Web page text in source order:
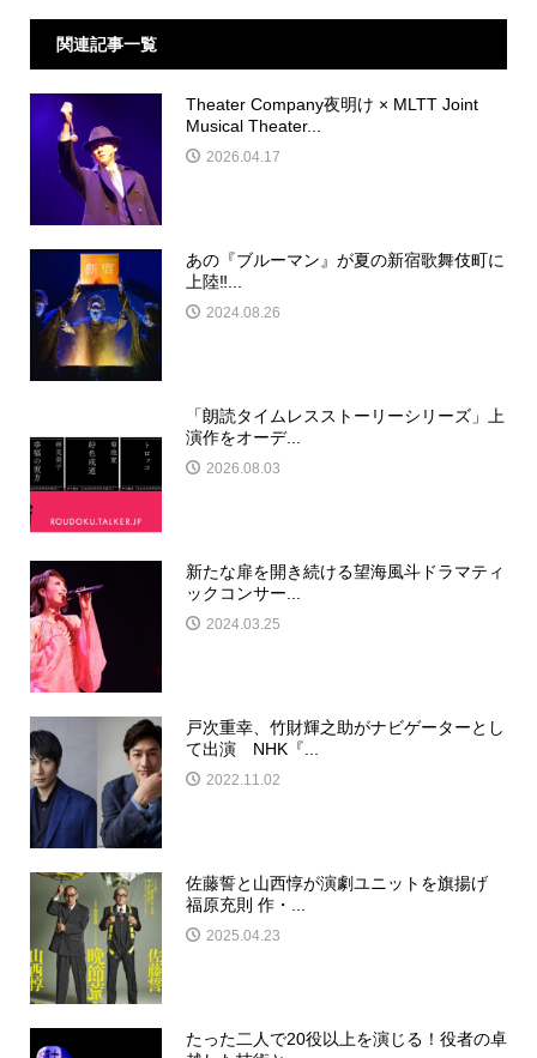
関連記事一覧
Theater Company夜明け × MLTT Joint
Musical Theater...
2026.04.17
あの『ブルーマン』が夏の新宿歌舞伎町に
上陸‼︎...
2024.08.26
「朗読タイムレスストーリーシリーズ」上
演作をオーデ...
2026.08.03
新たな扉を開き続ける望海風斗ドラマティ
ックコンサー...
2024.03.25
戸次重幸、竹財輝之助がナビゲーターとし
て出演 NHK『...
2022.11.02
佐藤誓と山西惇が演劇ユニットを旗揚げ
福原充則 作・...
2025.04.23
たった二人で20役以上を演じる！役者の卓